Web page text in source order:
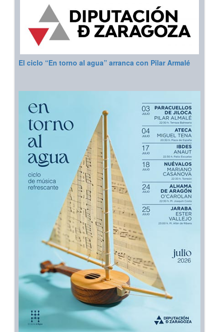
El ciclo “En torno al agua” arranca con Pilar Armalé